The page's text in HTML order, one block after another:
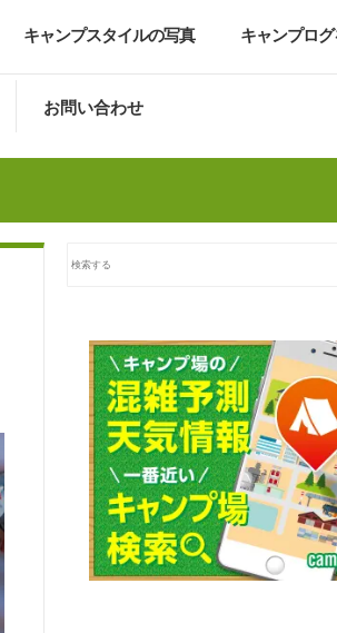
キャンプスタイルの写真 キャンプロ
お問い合わせ